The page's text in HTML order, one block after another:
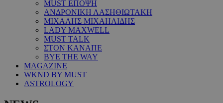
MUST ΕΠΟΨΗ
ΑΝΔΡΟΝΙΚΗ ΛΑΣΗΘΙΩΤΑΚΗ
ΜΙΧΑΛΗΣ ΜΙΧΑΗΛΙΔΗΣ
LADY MAXWELL
MUST TALK
ΣΤΟΝ ΚΑΝΑΠΕ
BYE THE WAY
MAGAZINE
WKND BY MUST
ASTROLOGY